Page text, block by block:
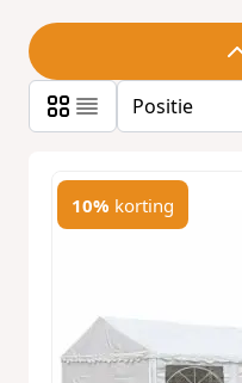
10% korting